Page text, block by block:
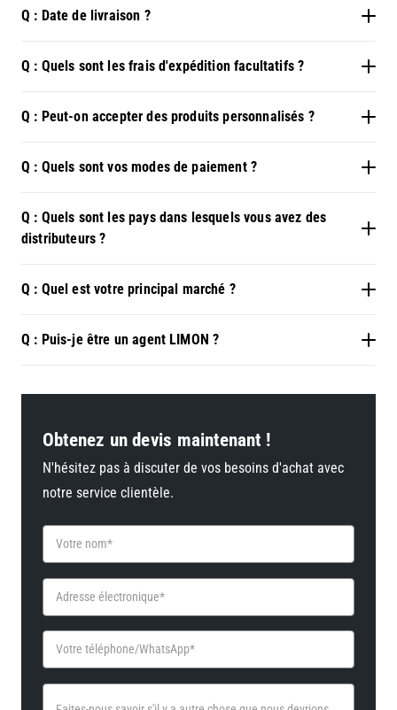
Q : Date de livraison ?
Q : Quels sont les frais d'expédition facultatifs ?
Q : Peut-on accepter des produits personnalisés ?
Q : Quels sont vos modes de paiement ?
Q : Quels sont les pays dans lesquels vous avez des
distributeurs ?
Q : Quel est votre principal marché ?
Q : Puis-je être un agent LIMON ?
Obtenez un devis maintenant !
N'hésitez pas à discuter de vos besoins d'achat avec
notre service clientèle.